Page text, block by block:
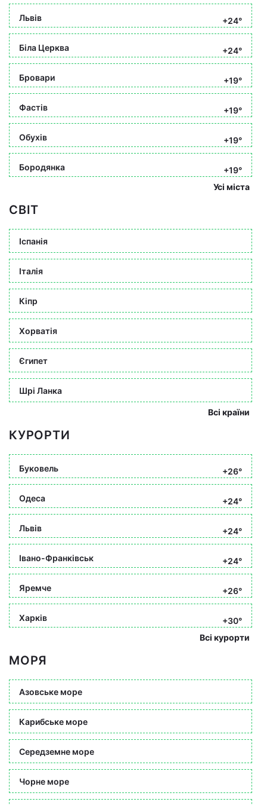
Львів +24°
Біла Церква +24°
Бровари +19°
Фастів +19°
Обухів +19°
Бородянка
+19°
Усі міста
СВІТ
Іспанія
Італія
Кіпр
Хорватія
Єгипет
Шрі Ланка
Всі країни
КУРОРТИ
Буковель +26°
Одеса +24°
Львів +24°
Івано-Франківськ +24°
Яремче +26°
Харків
+30°
Всі курорти
МОРЯ
Азовське море
Карибське море
Середземне море
Чорне море